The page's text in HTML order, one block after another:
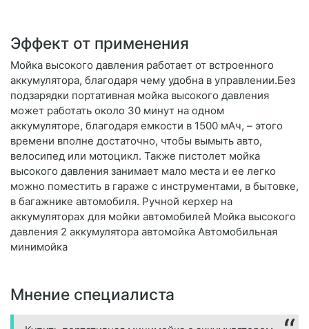
Эффект от применения
Мойка высокого давления работает от встроенного
аккумулятора, благодаря чему удобна в управлении.Без
подзарядки портативная мойка высокого давления
может работать около 30 минут на одном
аккумуляторе, благодаря емкости в 1500 мАч, – этого
времени вполне достаточно, чтобы вымыть авто,
велосипед или мотоцикл. Также пистолет мойка
высокого давления занимает мало места и ее легко
можно поместить в гараже с инструментами, в бытовке,
в багажнике автомобиля. Ручной керхер на
аккумуляторах для мойки автомобилей Мойка высокого
давления 2 аккумулятора автомойка Автомобильная
минимойка
Мнение специалиста